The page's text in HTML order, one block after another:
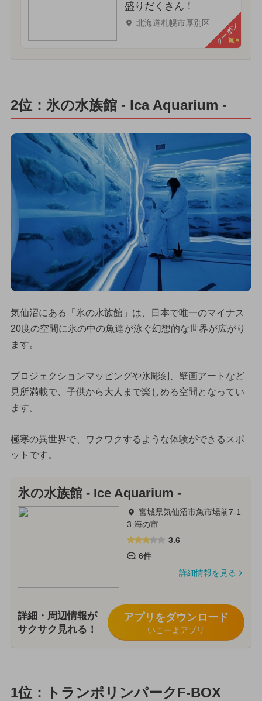
盛りだくさん！
北海道札幌市厚別区 クーポン
2位：氷の水族館 - Ica Aquarium -
気仙沼にある「氷の水族館」は、日本で唯一のマイナス
20度の空間に氷の中の魚達が泳ぐ幻想的な世界が広がり
ます。
プロジェクションマッピングや氷彫刻、壁画アートなど
見所満載で、子供から大人まで楽しめる空間となってい
ます。
極寒の異世界で、ワクワクするような体験ができるスポ
ットです。
氷の水族館 - Ice Aquarium -
宮城県気仙沼市魚市場前7-1
3 海の市
3.6
6件
詳細情報を見る
詳細・周辺情報が
サクサク見れる！
アプリをダウンロード
いこーよアプリ
1位：トランポリンパークF-BOX